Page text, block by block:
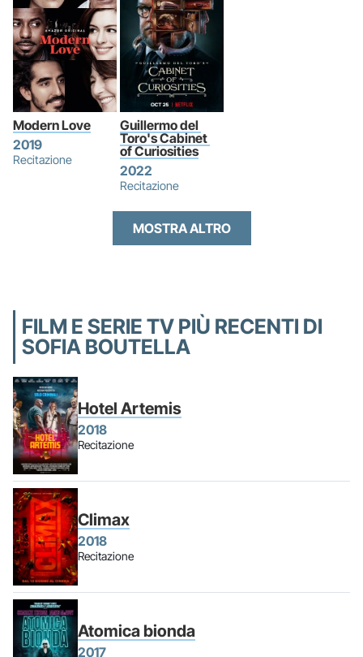
Modern Love
2019
Recitazione
Guillermo del
Toro's Cabinet
of Curiosities
2022
Recitazione
MOSTRA ALTRO
FILM E SERIE TV PIÙ RECENTI DI
SOFIA BOUTELLA
Hotel Artemis
2018
Recitazione
Climax
2018
Recitazione
Atomica bionda
2017